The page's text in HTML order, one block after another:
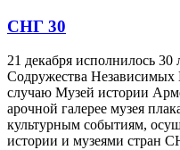
СНГ 30
21 декабря исполнилось 30
Содружества
случаю Музей истории
арочной галерее музея
культурным событиям,
истории и музеями стран